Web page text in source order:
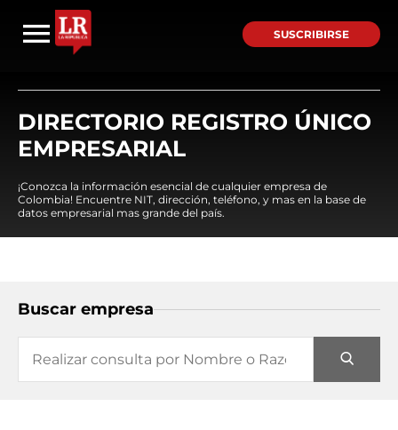
SUSCRIBIRSE
DIRECTORIO REGISTRO ÚNICO
EMPRESARIAL
¡Conozca la información esencial de cualquier empresa de
Colombia! Encuentre NIT, dirección, teléfono, y mas en la base de
datos empresarial mas grande del país.
Buscar empresa